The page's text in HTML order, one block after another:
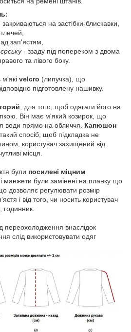
на застібки-блискавки,
зап'ястям,
- ззаду під попереком з двома
та лівого боку.
velcro (липучка), що
підготовлену нашивку.
, для того, щоб одягати його на
Він має м'який козирок, що
води прямо на обличчя.
Капюшон
спосіб, щоб підкладка не
користувач захищений від
місця.
були посилені міцним
манжети були замінені на планку що
дозволяє регулювати розмір
і від того, чи носить користувач
годинник.
переохолодження внаслідок
слід використовувати одяг